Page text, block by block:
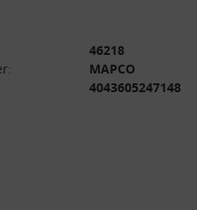
46218
MAPCO
4043605247148
aktiv abfragen